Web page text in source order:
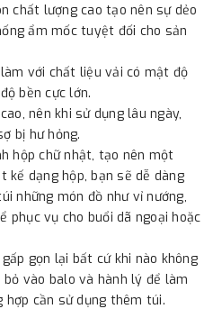
chất lượng cao tạo nên sự dẻo
ẩm mốc tuyệt đối cho sản
với chất liệu vải có mật độ
bền cực lớn.
nên khi sử dụng lâu ngày,
bị hư hỏng.
hộp chữ nhật, tạo nên một
kế dạng hộp, bạn sẽ dễ dàng
những món đồ như vỉ nướng,
phục vụ cho buổi dã ngoại hoặc
gọn lại bất cứ khi nào không
vào balo và hành lý để làm
hợp cần sử dụng thêm túi.